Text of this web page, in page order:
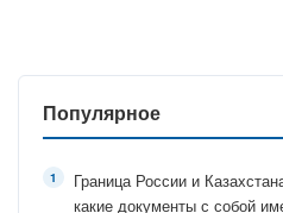
Популярное
Граница России и
какие документы с собой